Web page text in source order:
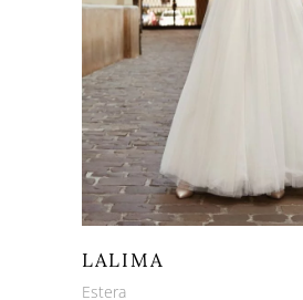
LALIMA
Estera